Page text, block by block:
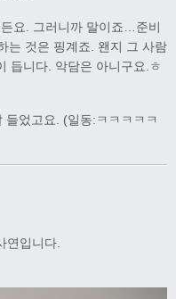
든요. 그러니까 말이죠…준비
는 것은 핑계죠. 왠지 그 사람
듭니다. 악담은 아니구요.ㅎ
었고요. (일동:ㅋㅋㅋㅋㅋ
연입니다.